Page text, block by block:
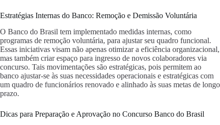
Estratégias Internas do Banco: Remoção e Demissão Voluntária
O Banco do Brasil tem implementado medidas internas, como
programas de remoção voluntária, para ajustar seu quadro funcional.
Essas iniciativas visam não apenas otimizar a eficiência organizacional,
mas também criar espaço para ingresso de novos colaboradores via
concurso. Tais movimentações são estratégicas, pois permitem ao
banco ajustar-se às suas necessidades operacionais e estratégicas com
um quadro de funcionários renovado e alinhado às suas metas de longo
prazo.
Dicas para Preparação e Aprovação no Concurso Banco do Brasil